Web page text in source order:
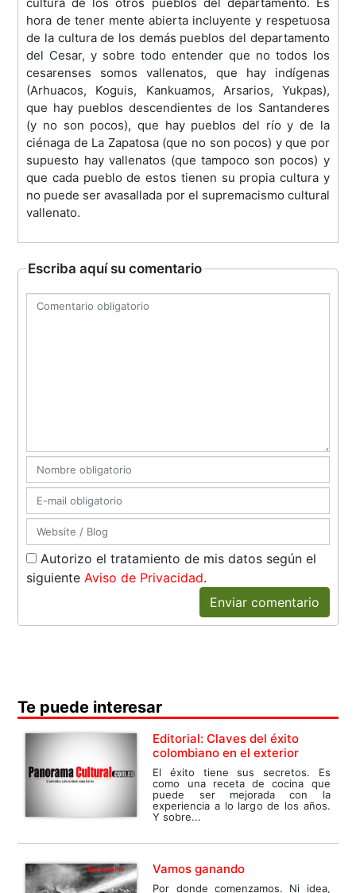
cultura de los otros pueblos del departamento. Es
hora de tener mente abierta incluyente y respetuosa
de la cultura de los demás pueblos del departamento
del Cesar, y sobre todo entender que no todos los
cesarenses somos vallenatos, que hay indígenas
(Arhuacos, Koguis, Kankuamos, Arsarios, Yukpas),
que hay pueblos descendientes de los Santanderes
(y no son pocos), que hay pueblos del río y de la
ciénaga de La Zapatosa (que no son pocos) y que por
supuesto hay vallenatos (que tampoco son pocos) y
que cada pueblo de estos tienen su propia cultura y
no puede ser avasallada por el supremacismo cultural
vallenato.
Escriba aquí su comentario
Autorizo el tratamiento de mis datos según el
siguienteAviso de Privacidad.
Enviar comentario
Te puede interesar
Editorial: Claves del éxito
colombiano en el exterior
El éxito tiene sus secretos. Es
como una receta de cocina que
puede ser mejorada con la
experiencia a lo largo de los años.
Y sobre...
Vamos ganando
Por donde comenzamos. Ni idea,